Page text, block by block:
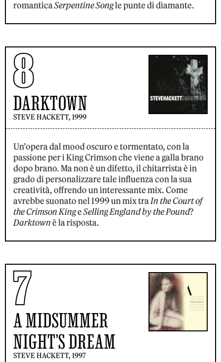
romanticaSerpentine Songle punte di diamante.
8
DARKTOWN
STEVE HACKETT, 1999
Un’opera dal mood oscuro e tormentato, con la
passione per i King Crimson che viene a galla brano
dopo brano. Ma non è un difetto, il chitarrista è in
grado di personalizzare tale influenza con la sua
creatività, offrendo un interessante mix. Come
avrebbe suonato nel 1999 un mix traIn the Court of
the Crimson KingeSelling England by the Pound?
Darktownè la risposta.
7
A MIDSUMMER
NIGHT’S DREAM
STEVE HACKETT, 1997